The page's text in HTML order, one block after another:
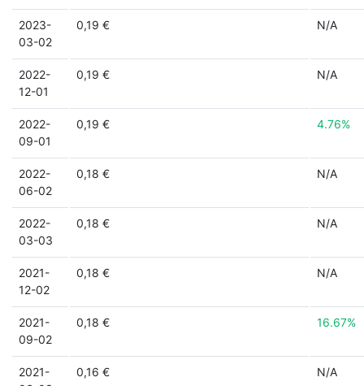
2023-
03-02
0,19 € N/A
2022-
12-01
0,19 € N/A
2022-
09-01
0,19 € 4.76%
2022-
06-02
0,18 € N/A
2022-
03-03
0,18 € N/A
2021-
12-02
0,18 € N/A
2021-
09-02
0,18 € 16.67%
2021-
0,16 € N/A